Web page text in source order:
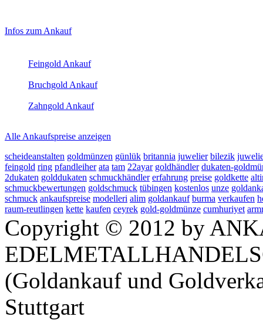
Sidebar
Infos zum Ankauf
Feingold Ankauf
Bruchgold Ankauf
Zahngold Ankauf
Alle Ankaufspreise anzeigen
scheideanstalten goldmünzen günlük britannia juwelier bilezik
feingold ring pfandleiher ata tam 22ayar goldhändler dukaten-
2dukaten golddukaten schmuckhändler erfahrung preise goldkette
schmuckbewertungen goldschmuck tübingen kostenlos unze
schmuck ankaufspreise modelleri alim goldankauf burma verkaufen
raum-reutlingen kette kaufen ceyrek gold-goldmünze cumhuriyet
Copyright © 2012 by
(Goldankauf und
Stuttgart